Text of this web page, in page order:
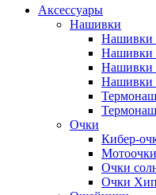
Аксессуары
Нашивки
Нашивки
Нашивки
Нашивки
Нашивки
Очки
Кибер-
Мотоочки
Очки
Очки